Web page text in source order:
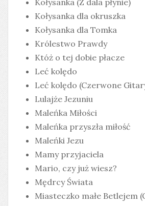
Kołysanka (Z dala płynie)
Kołysanka dla okruszka
Kołysanka dla Tomka
Królestwo Prawdy
Któż o tej dobie płacze
Leć kolędo
Leć kolędo (Czerwone
Lulajże Jezuniu
Maleńka Miłości
Maleńka przyszła miłość
Maleńki Jezu
Mamy przyjaciela
Mario, czy już wiesz?
Mędrcy Świata
Miasteczko małe Betlejem